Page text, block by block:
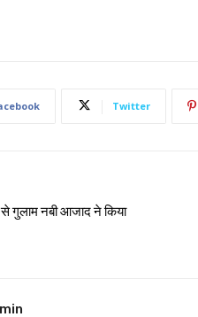
Twitter
से गुलाम नबी आजाद ने किया